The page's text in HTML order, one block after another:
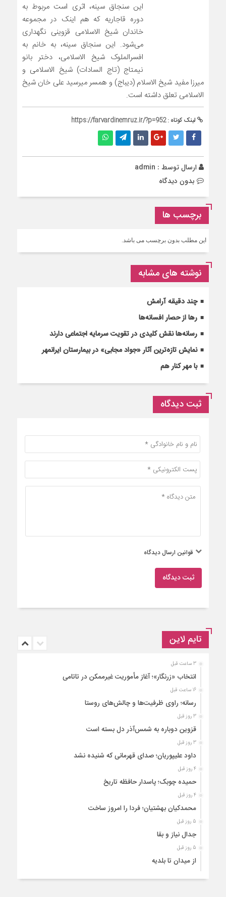
این سنجاق سینه، اثری است مربوط به
دوره قاجاریه که هم اینک در مجموعه
خاندان شیخ الاسلامی قزوینی نگهداری
می‌شود. این سنجاق سینه، به خانم به
افسرالملوک شیخ الاسلامی، دختر بانو
نیمتاج (تاج السادات) شیخ الاسلامی و
میرزا مفید شیخ الاسلام (دیباج) و همسر میرسید علی خان شیخ
الاسلامی تعلق داشته است.
لینک کوتاه :https://farvardinemruz.ir/?p=952
ارسال توسط : admin
بدون دیدگاه
برچسب ها
این مطلب بدون برچسب می باشد.
نوشته های مشابه
چند دقیقه آرامش
رها از حصار افسانه‌ها
رسانه‌ها نقش کلیدی در تقویت سرمایه اجتماعی دارند
نمایش تازه‌ترین آثار «جواد مجابی» در بیمارستان ایرانمهر
با مهر کنار هم
ثبت دیدگاه
قوانین ارسال دیدگاه
ثبت دیدگاه
تایم لاین
3 ساعت قبل
انتخاب «زرنگار»؛ آغاز مأموریت غیرممکن در تاتامی
16 ساعت قبل
رسانه؛ راوی ظرفیت‌ها و چالش‌های روستا
3 روز قبل
قزوین دوباره به شمس‌آذر دل بسته است
3 روز قبل
داود علیپوریان؛ صدای قهرمانی که شنیده نشد
4 روز قبل
حمیده چوبک؛ پاسدار حافظه تاریخ
4 روز قبل
محمدکیان بهشتیان؛ فردا را امروز ساخت
5 روز قبل
جدال نیاز و بقا
5 روز قبل
از میدان تا بلدیه